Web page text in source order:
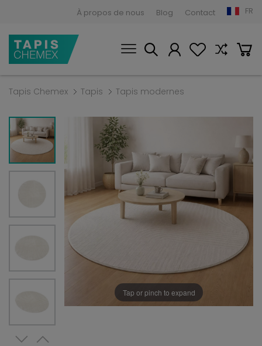
À propos de nous Blog Contact FR
Tapis Chemex Tapis Tapis modernes
Tap or pinch to expand